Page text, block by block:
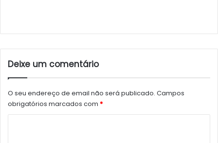
Deixe um comentário
O seu endereço de email não será publicado. Campos
obrigatórios marcados com *